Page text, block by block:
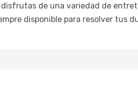
de una variedad de
disponible para resolver tus